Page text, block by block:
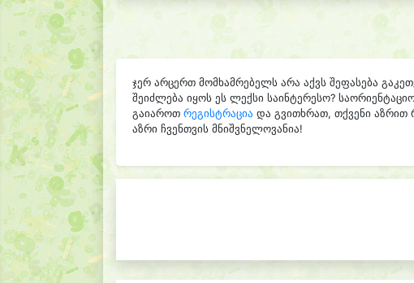
ჯერ არცერთ მომხამრებელს არა აქვს შეფასება
შეიძლება იყოს ეს ლექსი საინტერესო?
გაიაროთ რეგისტრაცია და გვითხრათ, თქვენი აზრით
აზრი ჩვენთვის მნიშვნელოვანია!